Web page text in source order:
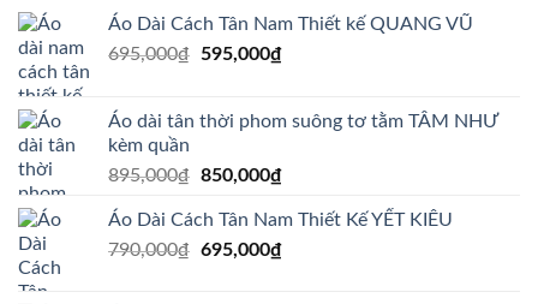
Áo Dài Cách Tân Nam Thiết kế QUANG VŨ
695,000₫
Giá
695,000₫.
595,000₫Giá
là:
Áo dài tân thời phom suông tơ tằm TÂM NHƯ
kèm quần
895,000₫ Giá
là:
895,000₫.
850,000₫Giá
tại
là:
Áo Dài Cách Tân Nam Thiết Kế YẾT KIÊU
790,000₫ Giá
695,000₫Giá